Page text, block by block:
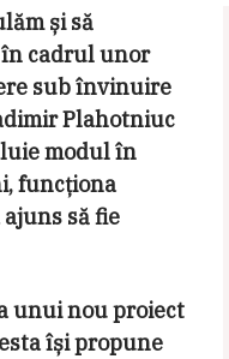
și să
în cadrul unor
sub învinuire
Plahotniuc
modul în
funcționa
să fie
unui nou proiect
își propune